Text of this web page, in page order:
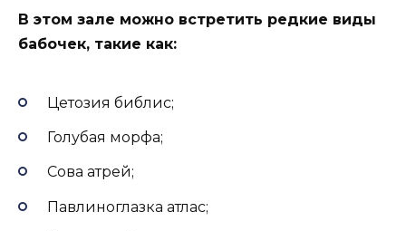
В этом зале можно встретить редкие виды
бабочек, такие как:
Цетозия библис;
Голубая морфа;
Сова атрей;
Павлиноглазка атлас;